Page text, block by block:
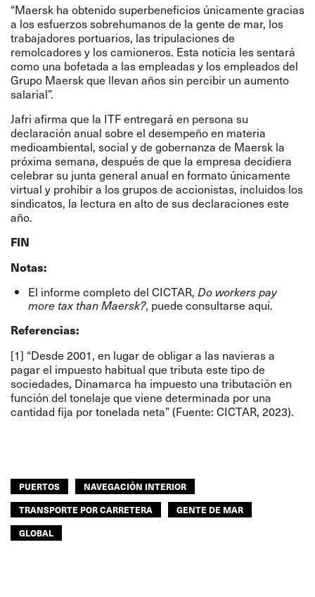
“Maersk ha obtenido superbeneficios únicamente gracias
a los esfuerzos sobrehumanos de la gente de mar, los
trabajadores portuarios, las tripulaciones de
remolcadores y los camioneros. Esta noticia les sentará
como una bofetada a las empleadas y los empleados del
Grupo Maersk que llevan años sin percibir un aumento
salarial”.
Jafri afirma que la ITF entregará en persona su
declaración anual sobre el desempeño en materia
medioambiental, social y de gobernanza de Maersk la
próxima semana, después de que la empresa decidiera
celebrar su junta general anual en formato únicamente
virtual y prohibir a los grupos de accionistas, incluidos los
sindicatos, la lectura en alto de sus declaraciones este
año.
FIN
Notas:
El informe completo del CICTAR, Do workers pay
more tax than Maersk?, puede consultarse aquí.
Referencias:
[1] “Desde 2001, en lugar de obligar a las navieras a
pagar el impuesto habitual que tributa este tipo de
sociedades, Dinamarca ha impuesto una tributación en
función del tonelaje que viene determinada por una
cantidad fija por tonelada neta” (Fuente: CICTAR, 2023).
PUERTOS
NAVEGACIÓN INTERIOR
TRANSPORTE POR CARRETERA
GENTE DE MAR
GLOBAL